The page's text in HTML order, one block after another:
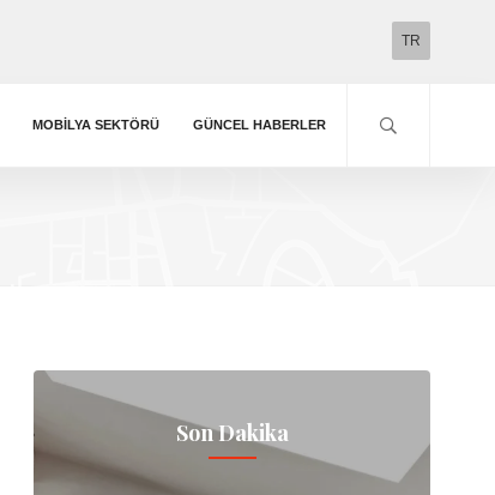
TR
MOBILYA SEKTÖRÜ GÜNCEL HABERLER
Son Dakika